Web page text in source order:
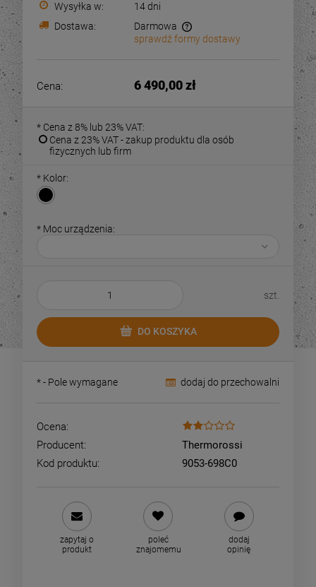
Wysyłka w:
14 dni
Dostawa:
Darmowa
Cena nie zawiera ewentualnych kosztów płatności
sprawdź formy dostawy
Cena: 6 490,00 zł
* Cena z 8% lub 23% VAT:
Cena z 23% VAT - zakup produktu dla osób
fizycznych lub firm
* Kolor:
* Moc urządzenia:
szt.
DO KOSZYKA
dodaj do przechowalni
*- Pole wymagane
Ocena:
Producent:
Thermorossi
Kod produktu:
9053-698C0
zapytaj o
produkt
poleć
znajomemu
dodaj
opinię